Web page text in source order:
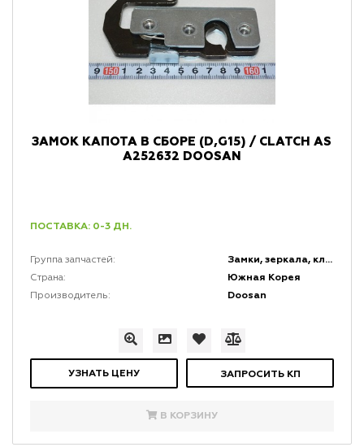
ЗАМОК КАПОТА В СБОРЕ (D,G15) / СLATCH AS
A252632 DOOSAN
ПОСТАВКА: 0-3 ДН.
Группа запчастей: Замки, зеркала, ключи и коврики
Страна: Южная Корея
Производитель: Doosan
УЗНАТЬ ЦЕНУ ЗАПРОСИТЬ КП
В КОРЗИНУ